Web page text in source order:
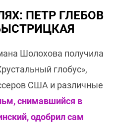
ПЕТР ГЛЕБОВ
Шолохова получила
глобус»,
США и различные
снимавшийся в
одобрил сам